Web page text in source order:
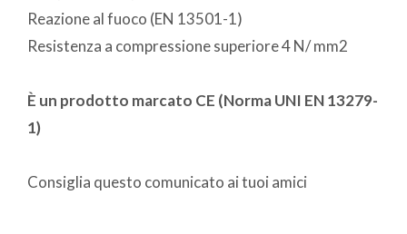
Reazione al fuoco (EN 13501-1)
Resistenza a compressione superiore 4 N/ mm2
È un prodotto marcato CE (Norma UNI EN 13279-
1)
Consiglia questo comunicato ai tuoi amici